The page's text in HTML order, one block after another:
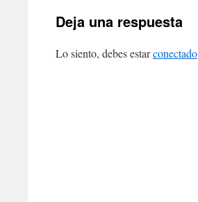
Deja una respuesta
Lo siento, debes estarconectado